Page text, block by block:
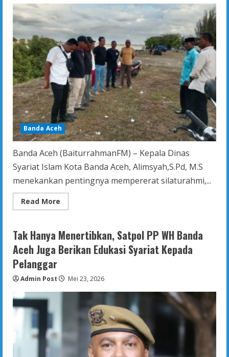
Ditemukan
di
Bawah
Jembatan
Pango
Banda Aceh
Banda Aceh (BaiturrahmanFM) – Kepala Dinas
Syariat Islam Kota Banda Aceh, Alimsyah,S.Pd, M.S
menekankan pentingnya mempererat silaturahmi,...
Read More
more
DSI
Banda
Aceh
Tekankan
Pengawasan
di
Dakwah
Tak Hanya Menertibkan, Satpol PP WH Banda
Aceh Juga Berikan Edukasi Syariat Kepada
Pelanggar
Admin Post Mei 23, 2026